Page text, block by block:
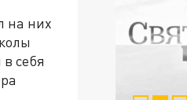
на них
себя